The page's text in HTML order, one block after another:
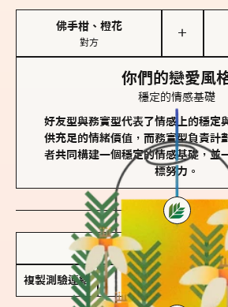
佛手柑、橙花
對方
＋
你們的戀愛風
穩定的情感基礎
好友型與務實型代表了情感上的穩定
供充足的情緒價值，而務實型負責計
者共同構建一個穩定的情感基礎，並
標努力。
儲存我的結果圖
複製測驗連結 查看香氛類型